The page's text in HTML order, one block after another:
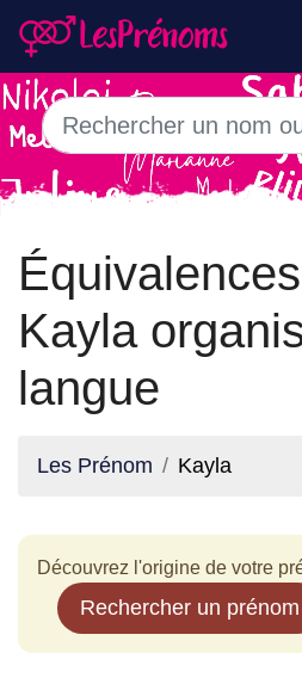
Kayla
langue
Les Prénom Kayla
Découvrez l'origine de votre
Rechercher un prénom